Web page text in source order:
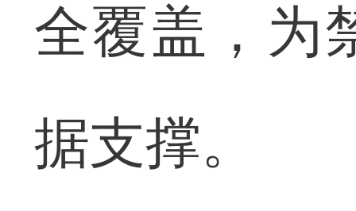
全覆盖，为
据支撑。